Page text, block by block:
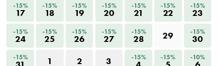
-15%
17
-15%
18
-15%
19
-15%
20
-15%
21
-15%
22
-15%
23
-15%
24
-15%
25
-15%
26
-15%
27
-15%
28 29 -15%
30
-15% 1 2 3 -15% -15% -10%